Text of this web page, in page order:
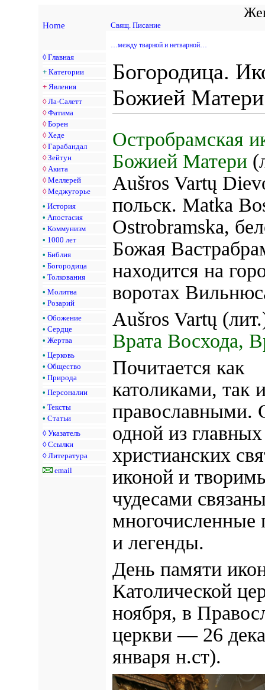
Home Свящ. Писание
◊ Главная
+ Категории
+ Явления
◊ Ла-Салетт
◊ Фатима
◊ Борен
◊ Хеде
◊ Гарабандал
◊ Зейтун
◊ Акита
◊ Меллерей
◊ Меджугорье
• История
• Апостасия
• Коммунизм
• 1000 лет
• Библия
• Богородица
• Толкования
• Молитва
• Розарий
• Обожение
• Сердце
• Жертва
• Церковь
• Общество
• Природа
• Персоналии
• Тексты
• Статьи
◊ Указатель
◊ Ссылки
◊ Литература
email
…между тварной и нетварной…
Богородица.
Божией Матери
Остробрамская
Божией Матери
Aušros Vartų
польск. Matka
Ostrobramska,
Божая
находится на
воротах
Aušros Vartų
Врата Восхода,
Почитается как
католиками, так
православными.
одной из главных
христианских
иконой и
чудесами
многочисленные
и легенды.
День памяти
Католической
ноября, в
церкви — 26
января н.ст).